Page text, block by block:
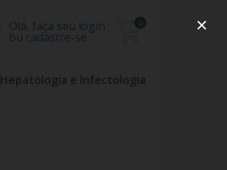
Olá, faça seu login
ou cadastre-se
0
Hepatologia e Infectologia